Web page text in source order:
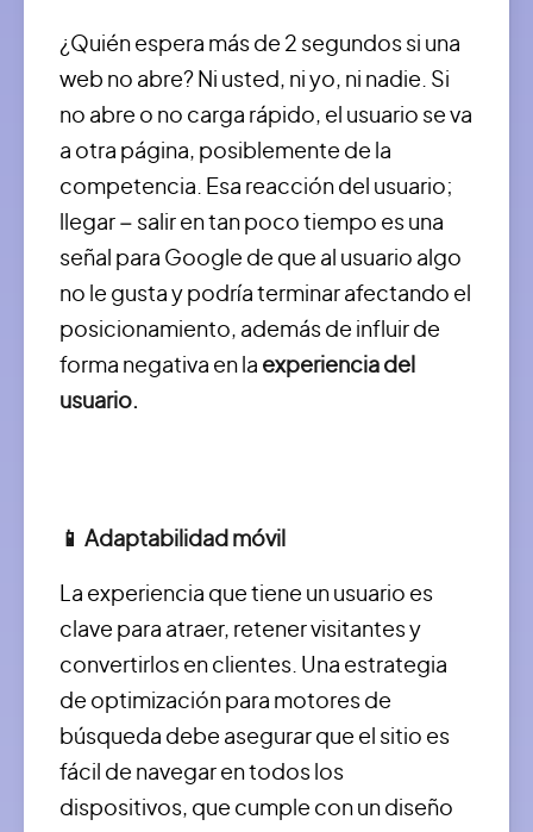
¿Quién espera más de 2 segundos si una
web no abre? Ni usted, ni yo, ni nadie. Si
no abre o no carga rápido, el usuario se va
a otra página, posiblemente de la
competencia. Esa reacción del usuario;
llegar – salir en tan poco tiempo es una
señal para Google de que al usuario algo
no le gusta y podría terminar afectando el
posicionamiento, además de influir de
forma negativa en la experiencia del
usuario.
📱 Adaptabilidad móvil
La experiencia que tiene un usuario es
clave para atraer, retener visitantes y
convertirlos en clientes. Una estrategia
de optimización para motores de
búsqueda debe asegurar que el sitio es
fácil de navegar en todos los
dispositivos, que cumple con un diseño